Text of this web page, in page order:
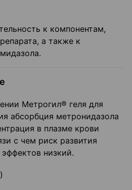
к компонентам,
а также к
Метрогил® геля для
абсорбция метронидазола
в плазме крови
с чем риск развития
низкий.